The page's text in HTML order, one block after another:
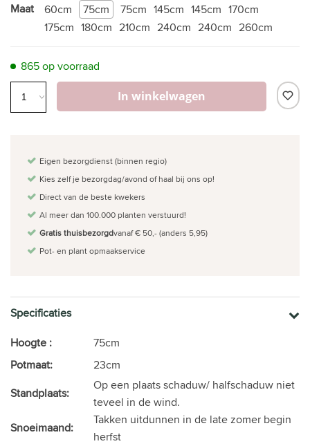
Maat
260cm
145cm
75cm
60cm
170cm
175cm 180cm 210cm
145cm
75cm
240cm 240cm
865 op voorraad
In winkelwagen
Eigen bezorgdienst (binnen regio)
Kies zelf je bezorgdag/avond of haal bij ons op!
Direct van de beste kwekers
Al meer dan 100.000 planten verstuurd!
Gratis thuisbezorgdvanaf € 50,- (anders 5,95)
Pot- en plant opmaakservice
Specificaties
Hoogte :
75cm
Potmaat:
23cm
Standplaats:
Op een plaats schaduw/ halfschaduw niet
teveel in de wind.
Snoeimaand:
Takken uitdunnen in de late zomer begin
herfst